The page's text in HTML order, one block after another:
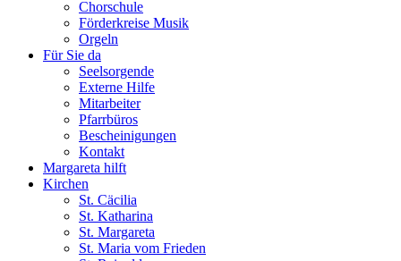
Chorschule
Förderkreise Musik
Orgeln
Für Sie da
Seelsorgende
Externe Hilfe
Mitarbeiter
Pfarrbüros
Bescheinigungen
Kontakt
Margareta hilft
Kirchen
St. Cäcilia
St. Katharina
St. Margareta
St. Maria vom Frieden